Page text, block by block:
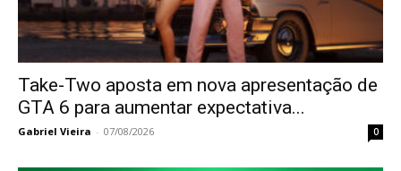
Take-Two aposta em nova apresentação de
GTA 6 para aumentar expectativa...
Gabriel Vieira - 07/08/2026 0